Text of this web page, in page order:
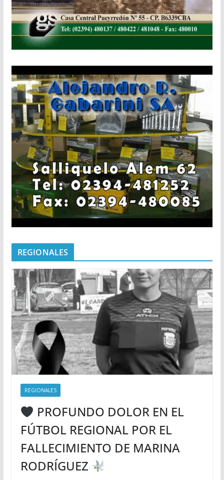
REGIONALES
REGIONALES
PROFUNDO DOLOR EN EL
FÚTBOL REGIONAL POR EL
FALLECIMIENTO DE MARINA
RODRÍGUEZ